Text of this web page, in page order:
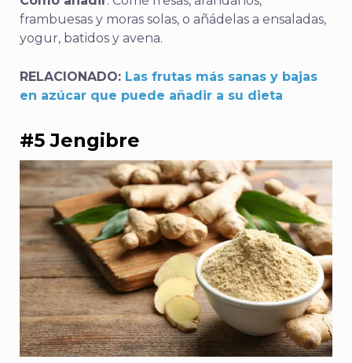
frambuesas y moras solas, o añádelas a ensaladas,
yogur, batidos y avena.
RELACIONADO: Las frutas más sanas y bajas
en azúcar que puede añadir a su dieta
#5 Jengibre